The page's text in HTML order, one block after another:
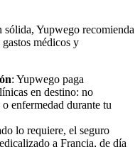
Yupwego recomienda
médicos y
: Yupwego paga
en destino: no
enfermedad durante tu
lo requiere, el seguro
a Francia, de día